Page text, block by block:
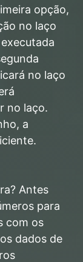
opção,
no laço
no laço
no laço.
a
Antes
para
com os
dados de